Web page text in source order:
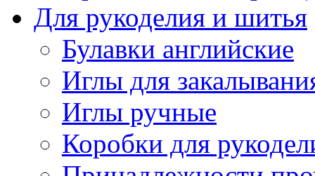
Для рукоделия и шитья
Булавки английские
Иглы для
Иглы ручные
Коробки для